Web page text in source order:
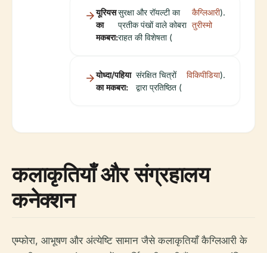
यूरियस
का
मकबरा:
सुरक्षा और रॉयल्टी का
प्रतीक पंखों वाले कोबरा
राहत की विशेषता (
कैग्लिआरी
तुरीस्मो
).
योध्दा/पहिया
का मकबरा:
संरक्षित चित्रों
द्वारा प्रतिष्ठित (
विकिपीडिया).
कलाकृतियाँ और संग्रहालय
कनेक्शन
एम्फोरा, आभूषण और अंत्येष्टि सामान जैसे कलाकृतियाँ कैग्लिआरी के